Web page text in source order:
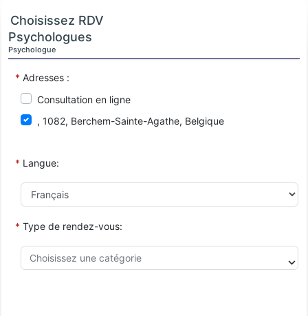
Choisissez RDV
Psychologues
Psychologue
* Adresses :
Consultation en ligne
, 1082, Berchem-Sainte-Agathe, Belgique
* Langue:
* Type de rendez-vous: